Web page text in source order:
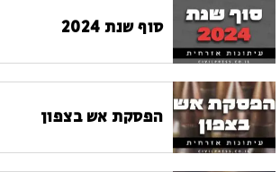
סוף שנת 2024
הפסקת אש בצפון